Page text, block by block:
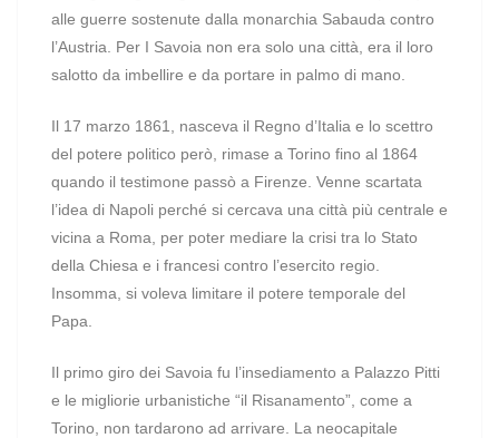
alle guerre sostenute dalla monarchia Sabauda contro
l’Austria. Per I Savoia non era solo una città, era il loro
salotto da imbellire e da portare in palmo di mano.
Il 17 marzo 1861, nasceva il Regno d’Italia e lo scettro
del potere politico però, rimase a Torino fino al 1864
quando il testimone passò a Firenze. Venne scartata
l’idea di Napoli perché si cercava una città più centrale e
vicina a Roma, per poter mediare la crisi tra lo Stato
della Chiesa e i francesi contro l’esercito regio.
Insomma, si voleva limitare il potere temporale del
Papa.
Il primo giro dei Savoia fu l’insediamento a Palazzo Pitti
e le migliorie urbanistiche “il Risanamento”, come a
Torino, non tardarono ad arrivare. La neocapitale